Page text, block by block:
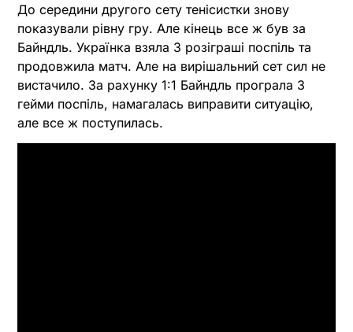
До середини другого сету тенісистки знову
показували рівну гру. Але кінець все ж був за
Байндль. Українка взяла 3 розіграші поспіль та
продовжила матч. Але на вирішальний сет сил не
вистачило. За рахунку 1:1 Байндль програла 3
гейми поспіль, намагалась виправити ситуацію,
але все ж поступилась.